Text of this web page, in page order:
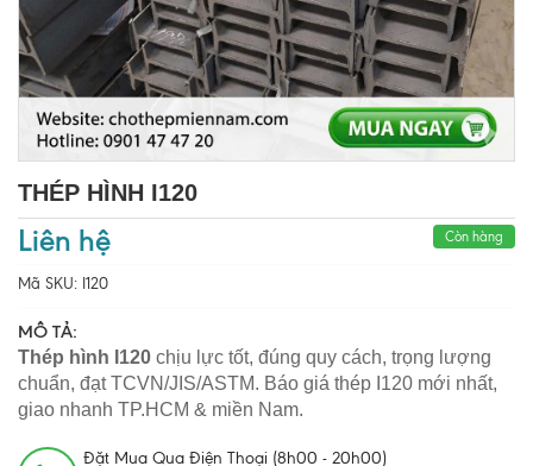
THÉP HÌNH I120
Liên hệ Còn hàng
Mã SKU: I120
MÔ TẢ:
Thép hình I120 chịu lực tốt, đúng quy cách, trọng lượng
chuẩn, đạt TCVN/JIS/ASTM. Báo giá thép I120 mới nhất,
giao nhanh TP.HCM & miền Nam.
Đặt Mua Qua Điện Thoại (8h00 - 20h00)